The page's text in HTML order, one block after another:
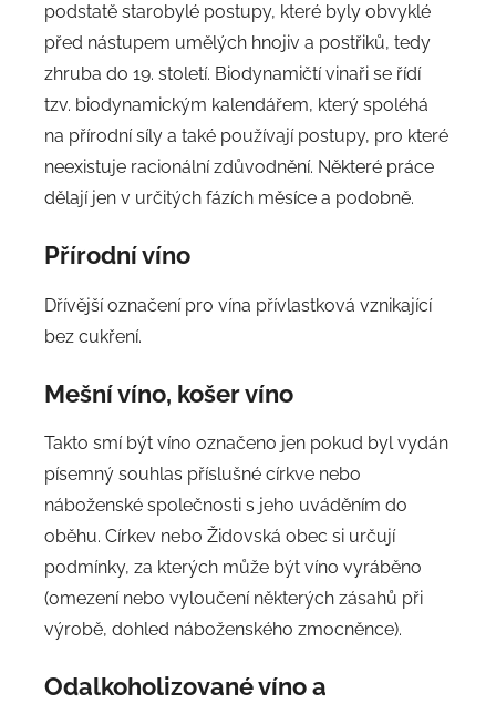
podstatě starobylé postupy, které byly obvyklé
před nástupem umělých hnojiv a postřiků, tedy
zhruba do 19. století. Biodynamičtí vinaři se řídí
tzv. biodynamickým kalendářem, který spoléhá
na přírodní síly a také používají postupy, pro které
neexistuje racionální zdůvodnění. Některé práce
dělají jen v určitých fázích měsíce a podobně.
Přírodní víno
Dřívější označení pro vína přívlastková vznikající
bez cukření.
Mešní víno, košer víno
Takto smí být víno označeno jen pokud byl vydán
písemný souhlas příslušné církve nebo
náboženské společnosti s jeho uváděním do
oběhu. Církev nebo Židovská obec si určují
podmínky, za kterých může být víno vyráběno
(omezení nebo vyloučení některých zásahů při
výrobě, dohled náboženského zmocněnce).
Odalkoholizované víno a